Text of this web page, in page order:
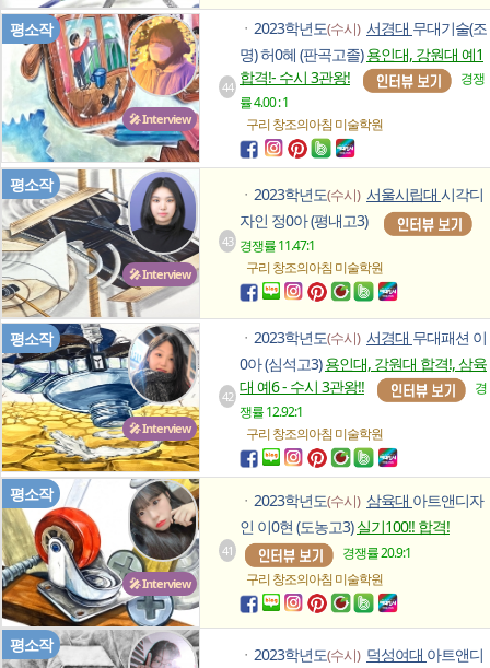
🎤 Interview
평소작
44
ㆍ 2023학년도(수시) 서경대 무대기술(조
명) 허0혜 (판곡고졸)용인대, 강원대 예1
합격!- 수시 3관왕!
경쟁
률 4.00 : 1
구리 창조의아침미술학원
🎤 Interview
평소작
43
ㆍ 2023학년도(수시) 서울시립대 시각디
자인 정0아 (평내고3)
경쟁률 11.47:1
구리 창조의아침미술학원
🎤 Interview
평소작
42
ㆍ 2023학년도(수시) 서경대 무대패션 이
0아 (심석고3)용인대, 강원대 합격!, 삼육
대 예6 - 수시 3관왕!!
경
쟁률 12.92:1
구리 창조의아침미술학원
🎤 Interview
평소작
41
ㆍ 2023학년도(수시) 삼육대 아트앤디자
인 이0현 (도농고3)실기100!! 합격!
경쟁률 20.9:1
구리 창조의아침미술학원
평소작
ㆍ 2023학년도(수시) 덕성여대 아트앤디